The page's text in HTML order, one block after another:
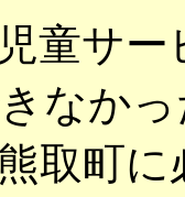
童サー
なか
取町